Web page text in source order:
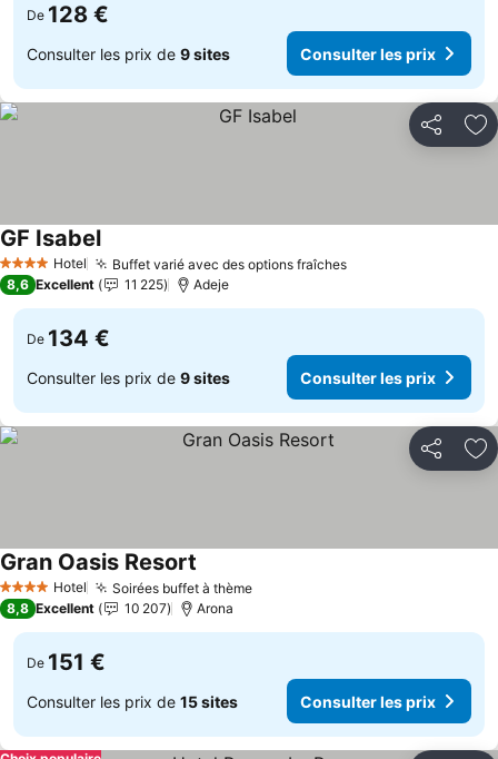
De 128 €
Consulter les prix de 9 sites Consulter les prix
Partager
4 Étoiles Hotel Buffet varié avec des options fraîches
GF Isabel
8,6 Excellent 11 225 Adeje
De 134 €
Consulter les prix de 9 sites Consulter les prix
Partager
4 Étoiles Hotel Soirées buffet à thème
Gran Oasis Resort
8,8 Excellent 10 207 Arona
De 151 €
Consulter les prix de 15 sites Consulter les prix